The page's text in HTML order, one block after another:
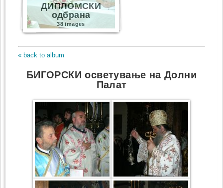
ДИПЛОМСКИ
одбрана
38 images
« back to album
БИГОРСКИ осветување на Долни
Палат